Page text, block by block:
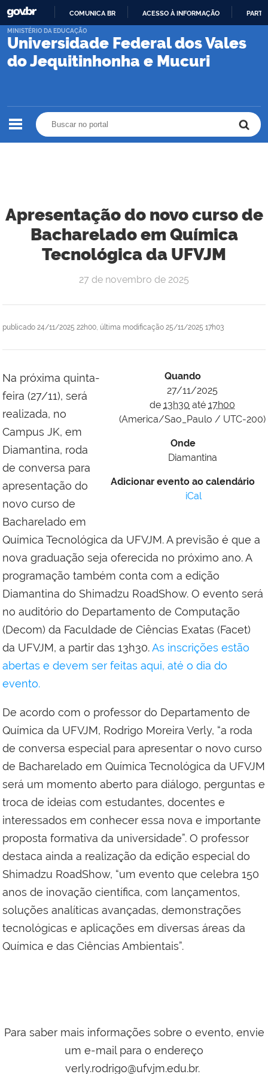
PARA
CONTEÚDO
COMUNICA BR ACESSO À INFORMAÇÃO
Universidade Federal dos Vales
do Jequitinhonha e Mucuri
MINISTÉRIO DA EDUCAÇÃO
Apresentação do novo curso de
Bacharelado em Química
Tecnológica da UFVJM
publicado 24/11/2025 22h00, última modificação 25/11/2025 17h03
27 de novembro de 2025
Quando
27/11/2025
de 13h30 até 17h00
(America/Sao_Paulo / UTC-200)
Onde
Diamantina
Adicionar evento ao calendário
iCal
Na próxima quinta-
feira (27/11), será
realizada, no
Campus JK, em
Diamantina, roda
de conversa para
apresentação do
novo curso de
Bacharelado em
Química Tecnológica da UFVJM. A previsão é que a
nova graduação seja oferecida no próximo ano. A
programação também conta com a edição
Diamantina do Shimadzu RoadShow. O evento será
no auditório do Departamento de Computação
(Decom) da Faculdade de Ciências Exatas (Facet)
da UFVJM, a partir das 13h30.As inscrições estão
abertas e devem ser feitas aqui, até o dia do
evento.
De acordo com o professor do Departamento de
Química da UFVJM, Rodrigo Moreira Verly, “a roda
de conversa especial para apresentar o novo curso
de Bacharelado em Química Tecnológica da UFVJM
será um momento aberto para diálogo, perguntas e
troca de ideias com estudantes, docentes e
interessados em conhecer essa nova e importante
proposta formativa da universidade”. O professor
destaca ainda a realização da edição especial do
Shimadzu RoadShow, “um evento que celebra 150
anos de inovação científica, com lançamentos,
soluções analíticas avançadas, demonstrações
tecnológicas e aplicações em diversas áreas da
Química e das Ciências Ambientais”.
Para saber mais informações sobre o evento, envie
um e-mail para o endereço
verly.rodrigo@ufvjm.edu.br.